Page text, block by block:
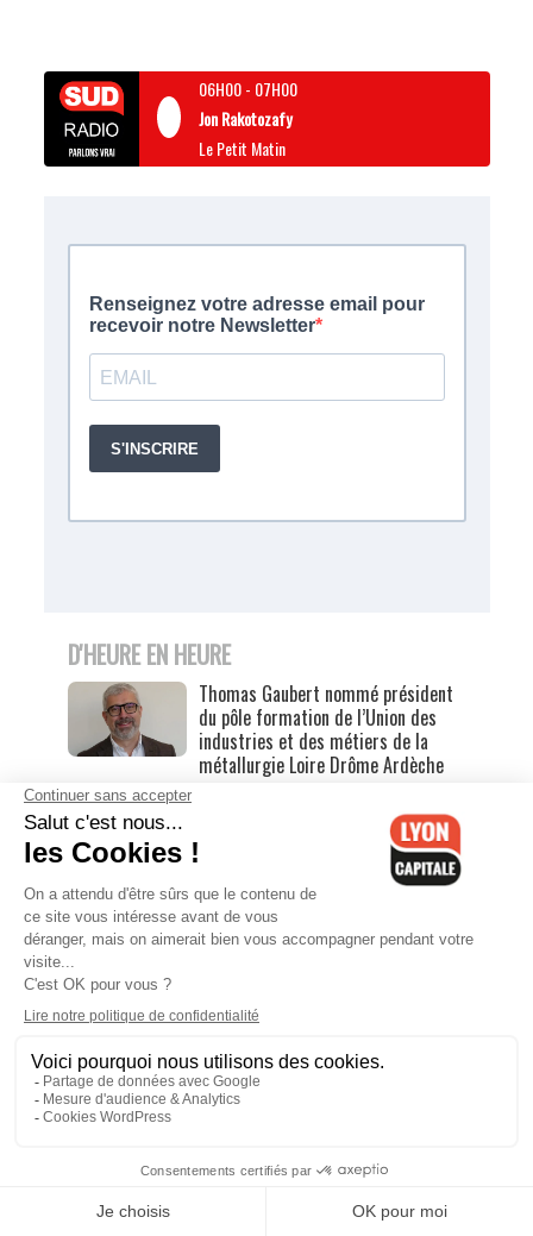
06H00- 07H00
Jon Rakotozafy
Le Petit Matin
D'HEURE EN HEURE
Thomas Gaubert nommé président
du pôle formation de l’Union des
industries et des métiers de la
métallurgie Loire Drôme Ardèche
"Vous ne ferez plus de politique" :
chambré par Cyrille Isaac-Sibille sur
le village olympique, Éric Ciotti
contre-attaque
06/08/26
bons plans du 7 au 9 août
Le 6e arrondissement est-il sous-
équipé en caméras ? La Ville de Lyon
Vénissieux : quatre individus
interpellés après avoir arraché le